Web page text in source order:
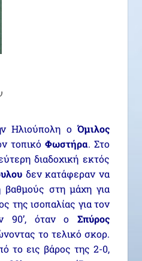
Ηλιούπολη οΌμιλος
τοπικό Φωστήρα. Στο
διαδοχική εκτός
δεν κατάφεραν να
στη μάχη για
της ισοπαλίας για τον
90’, όταν οΣπύρος
το τελικό σκορ.
το εις βάρος της 2-0,